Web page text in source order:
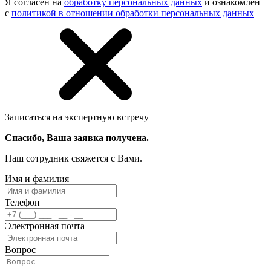
с политикой в отношении обработки персональных данных
Записаться на экспертную встречу
Спасибо, Ваша заявка получена.
Наш сотрудник свяжется с Вами.
Имя и фамилия
Телефон
Электронная почта
Вопрос